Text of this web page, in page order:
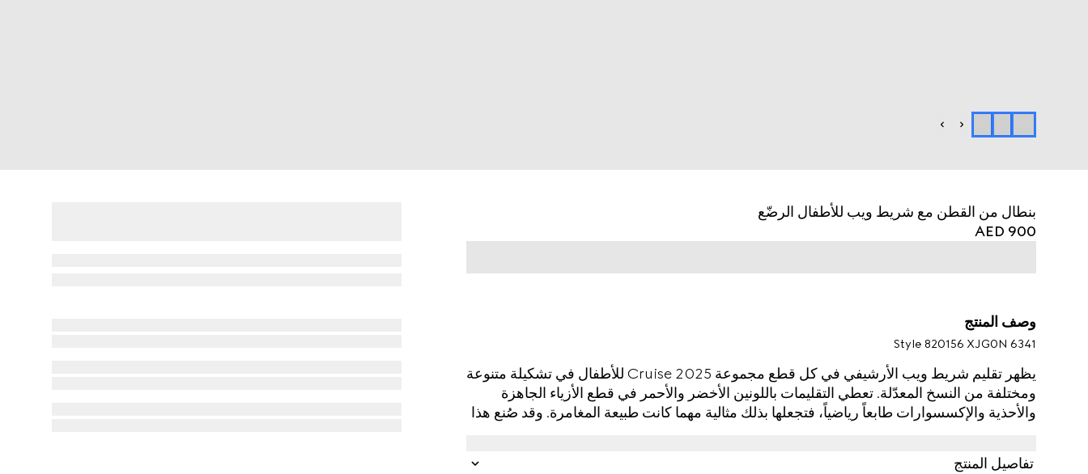
بنطال من القطن مع شريط ويب للأطفال الرضّع
AED 900
وصف المنتج
Style ‎820156 XJG0N 6341
يظهر تقليم شريط ويب الأرشيفي في كل قطع مجموعة Cruise 2025 للأطفال في تشكيلة متنوعة
ومختلفة من النسخ المعدّلة. تعطي التقليمات باللونين الأخضر والأحمر في قطع الأزياء الجاهزة
والأحذية والإكسسوارات طابعاً رياضياً، فتجعلها بذلك مثالية مهما كانت طبيعة المغامرة. وقد صُنع هذا
تفاصيل المنتج